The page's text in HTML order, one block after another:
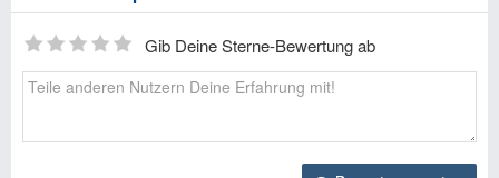
Gib Deine Sterne-Bewertung ab